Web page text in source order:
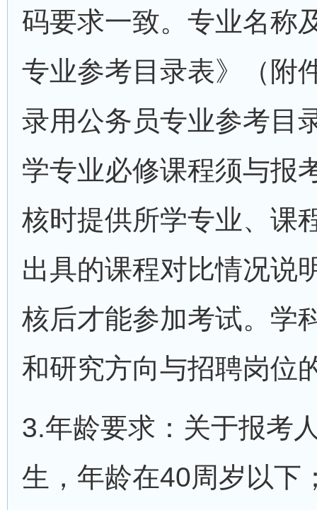
码要求一致。专业名称
专业参考目录表》（附
录用公务员专业参考目
学专业必修课程须与报
核时提供所学专业、课
出具的课程对比情况说
核后才能参加考试。学
和研究方向与招聘岗位
3.年龄要求：关于报考
生，年龄在40周岁以下